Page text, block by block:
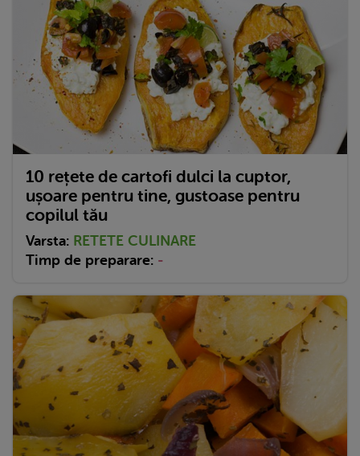
10 rețete de cartofi dulci la cuptor,
ușoare pentru tine, gustoase pentru
copilul tău
Varsta: RETETE CULINARE
Timp de preparare: -